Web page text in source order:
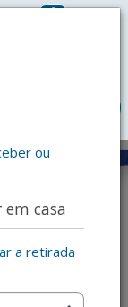
0
ou
em casa
a retirada